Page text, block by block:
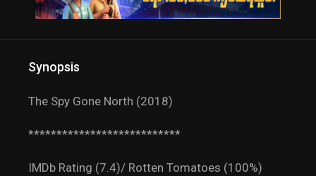
Synopsis
The Spy Gone North (2018)
***************************
IMDb Rating (7.4)/ Rotten Tomatoes (100%)